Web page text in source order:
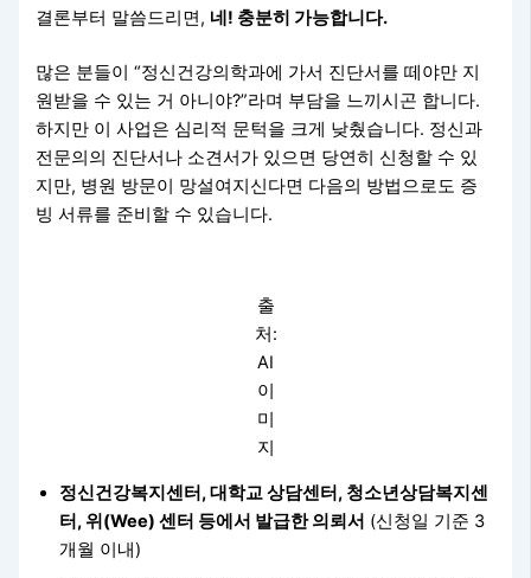
결론부터 말씀드리면, 네! 충분히 가능합니다.
많은 분들이 “정신건강의학과에 가서 진단서를 떼야만 지
원받을 수 있는 거 아니야?”라며 부담을 느끼시곤 합니다.
하지만 이 사업은 심리적 문턱을 크게 낮췄습니다. 정신과
전문의의 진단서나 소견서가 있으면 당연히 신청할 수 있
지만, 병원 방문이 망설여지신다면 다음의 방법으로도 증
빙 서류를 준비할 수 있습니다.
출
처:
AI
이
미
지
정신건강복지센터, 대학교 상담센터, 청소년상담복지센
터, 위(Wee) 센터 등에서 발급한 의뢰서 (신청일 기준 3
개월 이내)